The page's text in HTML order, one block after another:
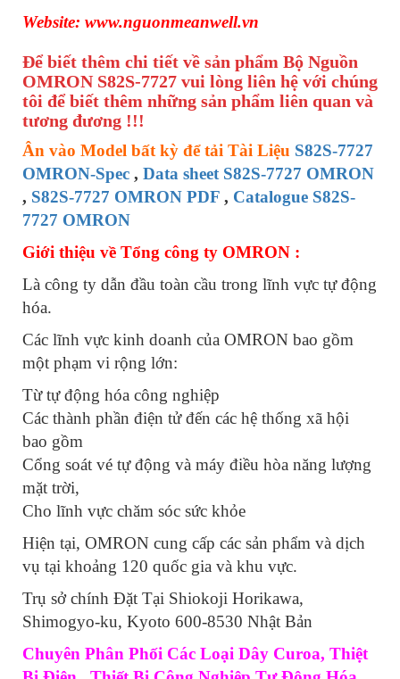
Website: www.nguonmeanwell.vn
Để biết thêm chi tiết về sản phẩm Bộ Nguồn
OMRON S82S-7727 vui lòng liên hệ với chúng
tôi để biết thêm những sản phẩm liên quan và
tương đương !!!
Ân vào Model bất kỳ để tải Tài Liệu S82S-7727
OMRON-Spec , Data sheet S82S-7727 OMRON
, S82S-7727 OMRON PDF , Catalogue S82S-
7727 OMRON
Giới thiệu về Tổng công ty OMRON :
Là công ty dẫn đầu toàn cầu trong lĩnh vực tự động
hóa.
Các lĩnh vực kinh doanh của OMRON bao gồm
một phạm vi rộng lớn:
Từ tự động hóa công nghiệp
Các thành phần điện tử đến các hệ thống xã hội
bao gồm
Cổng soát vé tự động và máy điều hòa năng lượng
mặt trời,
Cho lĩnh vực chăm sóc sức khỏe
Hiện tại, OMRON cung cấp các sản phẩm và dịch
vụ tại khoảng 120 quốc gia và khu vực.
Trụ sở chính Đặt Tại Shiokoji Horikawa,
Shimogyo-ku, Kyoto 600-8530 Nhật Bản
Chuyên Phân Phối Các Loại Dây Curoa, Thiệt